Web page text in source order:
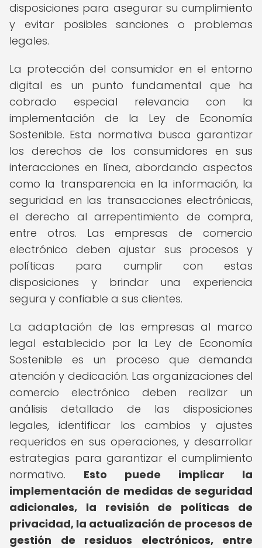
disposiciones para asegurar su cumplimiento
y evitar posibles sanciones o problemas
legales.
La protección del consumidor en el entorno
digital es un punto fundamental que ha
cobrado especial relevancia con la
implementación de la Ley de Economía
Sostenible. Esta normativa busca garantizar
los derechos de los consumidores en sus
interacciones en línea, abordando aspectos
como la transparencia en la información, la
seguridad en las transacciones electrónicas,
el derecho al arrepentimiento de compra,
entre otros. Las empresas de comercio
electrónico deben ajustar sus procesos y
políticas para cumplir con estas
disposiciones y brindar una experiencia
segura y confiable a sus clientes.
La adaptación de las empresas al marco
legal establecido por la Ley de Economía
Sostenible es un proceso que demanda
atención y dedicación. Las organizaciones del
comercio electrónico deben realizar un
análisis detallado de las disposiciones
legales, identificar los cambios y ajustes
requeridos en sus operaciones, y desarrollar
estrategias para garantizar el cumplimiento
normativo. Esto puede implicar la
implementación de medidas de seguridad
adicionales, la revisión de políticas de
privacidad, la actualización de procesos de
gestión de residuos electrónicos, entre